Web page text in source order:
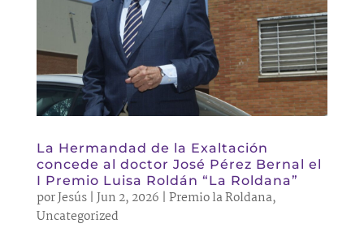
La Hermandad de la Exaltación
concede al doctor José Pérez Bernal el
I Premio Luisa Roldán “La Roldana”
porJesús|Jun 2, 2026 | Premio la Roldana,
Uncategorized